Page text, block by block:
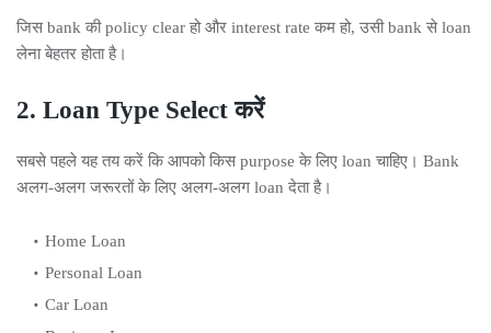
जिस bank की policy clear हो और interest rate कम हो, उसी bank से loan
लेना बेहतर होता है।
2. Loan Type Select करें
सबसे पहले यह तय करें कि आपको किस purpose के लिए loan चाहिए। Bank
अलग-अलग जरूरतों के लिए अलग-अलग loan देता है।
Home Loan
Personal Loan
Car Loan